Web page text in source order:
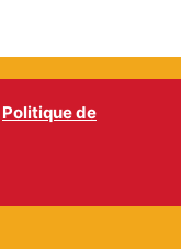
Politique de